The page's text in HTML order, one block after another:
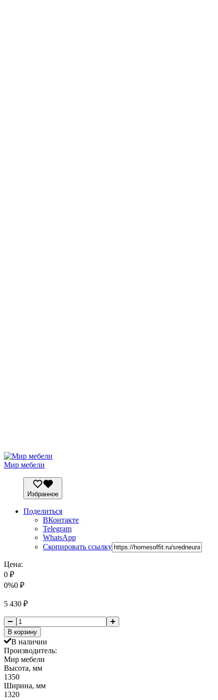
Мир мебели
Избранное
Поделиться
ВКонтакте
Telegram
WhatsApp
Скопировать ссылку
Цена:
0 ₽
0%0 ₽
5 430 ₽
В корзину
В наличии
Производитель:
Мир мебели
Высота, мм
1350
Ширина, мм
1320